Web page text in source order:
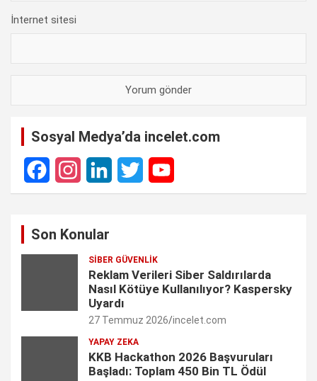
İnternet sitesi
Sosyal Medya’da incelet.com
F
I
L
k
e
d
n
T
t
t
e
r
Y
T
u
b
C
Son Konular
SIBER GÜVENLIK
Reklam Verileri Siber Saldırılarda
Nasıl Kötüye Kullanılıyor? Kaspersky
Uyardı
27 Temmuz 2026 incelet.com
YAPAY ZEKA
KKB Hackathon 2026 Başvuruları
Başladı: Toplam 450 Bin TL Ödül